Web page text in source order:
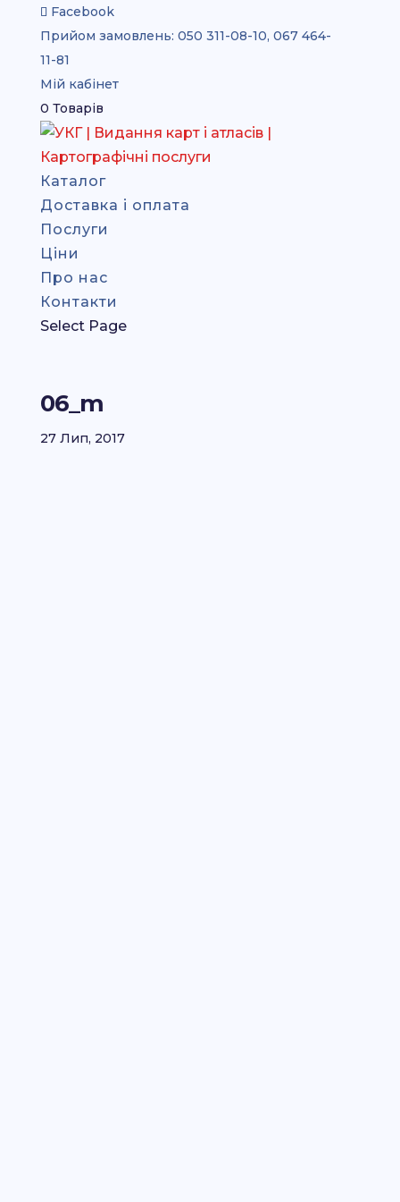
Facebook
Прийом замовлень: 050 311-08-10, 067 464-
11-81
Мій кабінет
0 Товарів
Каталог
Доставка і оплата
Послуги
Ціни
Про нас
Контакти
Select Page
06_m
27 Лип, 2017